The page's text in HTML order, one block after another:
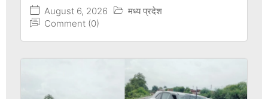
August 6, 2026
मध्य प्रदेश
Comment (0)